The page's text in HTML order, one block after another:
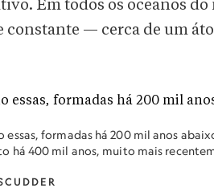
Em todos os oceanos do
— cerca de um
essas, formadas há 200 mil anos
há 400 mil anos, muito mais